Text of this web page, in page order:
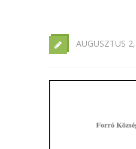
AUGUSZTUS